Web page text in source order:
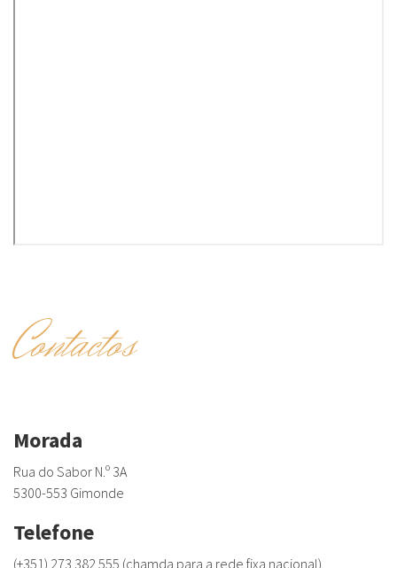
Contactos
Morada
Rua do Sabor N.º 3A
5300-553 Gimonde
Telefone
(+351) 273 382 555 (chamda para a rede fixa nacional)